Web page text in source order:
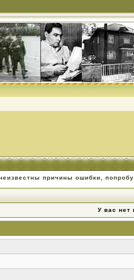
причины ошибки,
У вас нет